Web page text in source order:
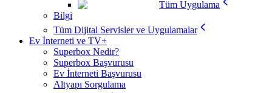
Tüm Uygulama
Bilgi
Tüm Dijital Servisler ve Uygulamalar
Ev İnterneti ve TV+
Superbox Nedir?
Superbox Başvurusu
Ev İnterneti Başvurusu
Altyapı Sorgulama